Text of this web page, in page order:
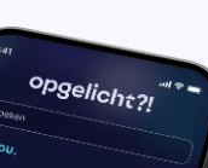
over
transacties
je rekening